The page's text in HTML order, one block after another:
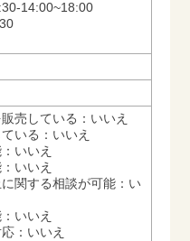
14:00~18:00
売している：いいえ
いる：いいえ
いいえ
いいえ
に関する相談が可能：い
いいえ
：いいえ